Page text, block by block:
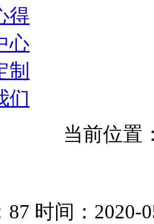
得
心
制
们
当前位置
87 时间：2020-